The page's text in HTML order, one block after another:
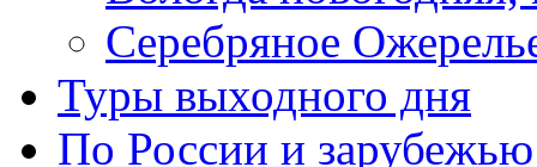
Серебряное
Туры выходного дня
По России и зарубежью